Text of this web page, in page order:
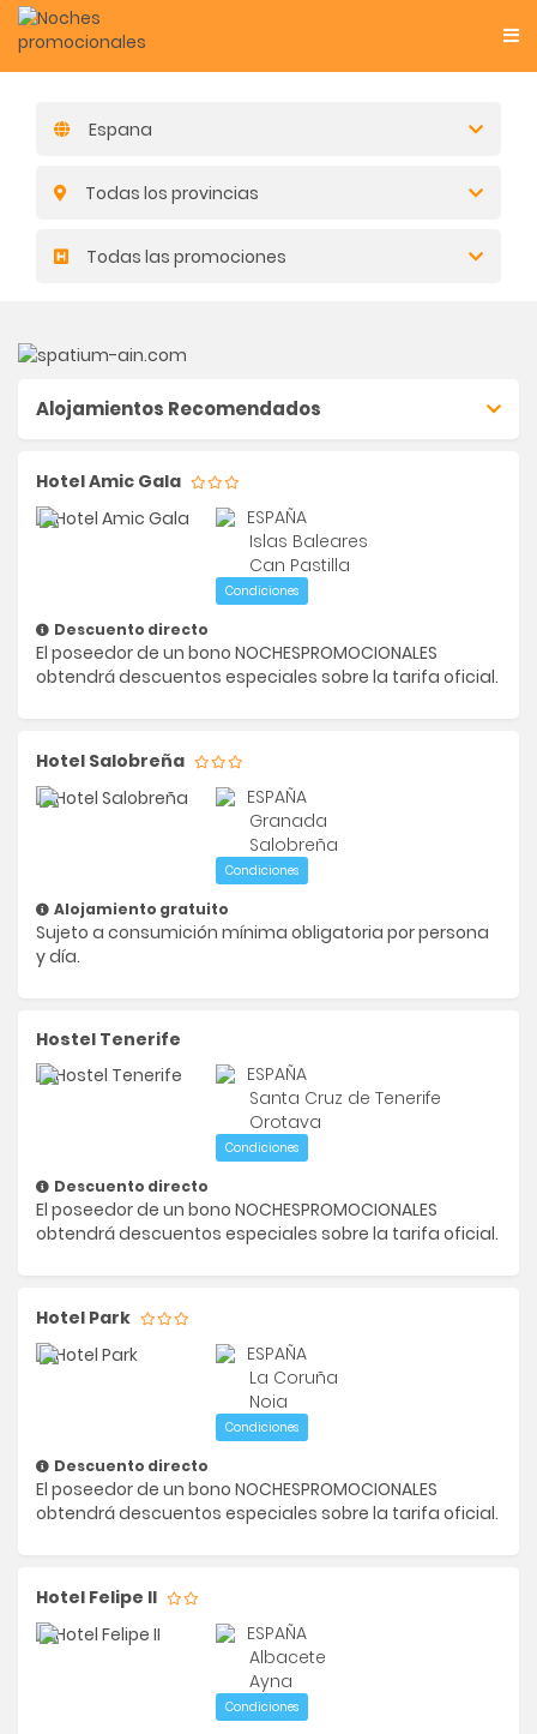
Espana
Todas los provincias
Todas las promociones
Alojamientos Recomendados
Hotel Amic Gala
ESPAÑA
Islas Baleares
Can Pastilla
Condiciones
Descuento directo
El poseedor de un bono NOCHESPROMOCIONALES
obtendrá descuentos especiales sobre la tarifa oficial.
Hotel Salobreña
ESPAÑA
Granada
Salobreña
Condiciones
Alojamiento gratuito
Sujeto a consumición mínima obligatoria por persona
y día.
Hostel Tenerife
ESPAÑA
Santa Cruz de Tenerife
Orotava
Condiciones
Descuento directo
El poseedor de un bono NOCHESPROMOCIONALES
obtendrá descuentos especiales sobre la tarifa oficial.
Hotel Park
ESPAÑA
La Coruña
Noia
Condiciones
Descuento directo
El poseedor de un bono NOCHESPROMOCIONALES
obtendrá descuentos especiales sobre la tarifa oficial.
Hotel Felipe II
ESPAÑA
Albacete
Ayna
Condiciones